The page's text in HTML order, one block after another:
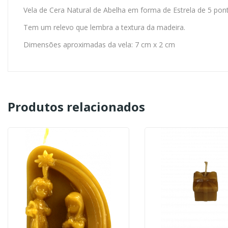
Vela de Cera Natural de Abelha em forma de Estrela de 5
Tem um relevo que lembra a textura da madeira.
Dimensões aproximadas da vela: 7 cm x 2 cm
Produtos relacionados